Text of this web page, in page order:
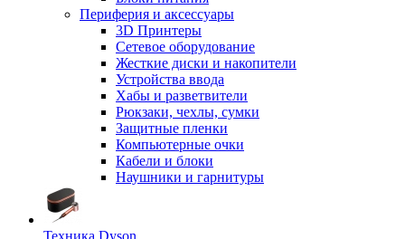
Периферия и аксессуары
3D Принтеры
Сетевое оборудование
Жесткие диски и накопители
Устройства ввода
Хабы и разветвители
Рюкзаки, чехлы, сумки
Защитные пленки
Компьютерные очки
Кабели и блоки
Наушники и гарнитуры
Техника Dyson